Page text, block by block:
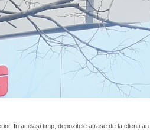
În același timp, depozitele atrase de la clienți au